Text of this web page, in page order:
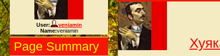
User:
veniamin
Name:veniamin
Page Summary